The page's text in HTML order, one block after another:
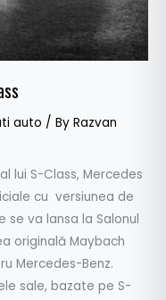
auto / By Razvan
lui S-Class, Mercedes
cu versiunea de
se va lansa la Salonul
originală Maybach
Mercedes-Benz.
sale, bazate pe S-